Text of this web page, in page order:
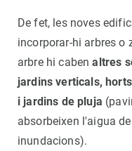
De fet, les noves
incorporar-hi arbres o
arbre hi cabenaltres
jardins verticals,
i jardins de pluja
absorbeixen l'aigua
inundacions).